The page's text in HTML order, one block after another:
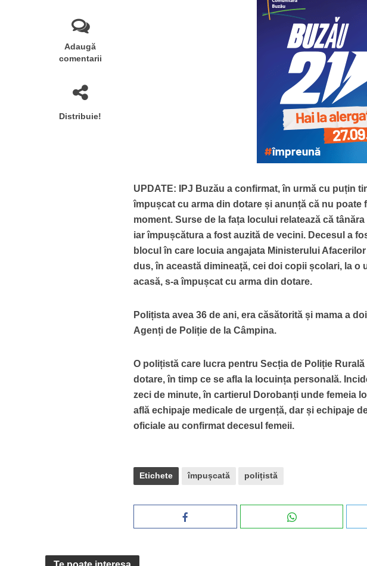
Adaugă
comentarii
Distribuie!
UPDATE: IPJ Buzău a confirmat, în urmă cu puțin
împușcat cu arma din dotare și anunță că nu poate
moment. Surse de la fața locului relatează că
iar împușcătura a fost auzită de vecini. Decesul a
blocul în care locuia angajata Ministerului
dus, în această dimineață, cei doi copii școlari, la o
acasă, s-a împușcat cu arma din dotare.
Polițista avea 36 de ani, era căsătorită și mama a
Agenți de Poliție de la Câmpina.
O polițistă care lucra pentru Secția de Poliție
dotare, în timp ce se afla la locuința personală.
zeci de minute, în cartierul Dorobanți unde femeia
află echipaje medicale de urgență, dar și echipaje
oficiale au confirmat decesul femeii.
Etichete împușcată polițistă